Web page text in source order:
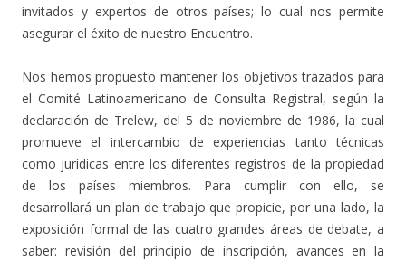
invitados y expertos de otros países; lo cual nos permite
asegurar el éxito de nuestro Encuentro.
Nos hemos propuesto mantener los objetivos trazados para
el Comité Latinoamericano de Consulta Registral, según la
declaración de Trelew, del 5 de noviembre de 1986, la cual
promueve el intercambio de experiencias tanto técnicas
como jurídicas entre los diferentes registros de la propiedad
de los países miembros. Para cumplir con ello, se
desarrollará un plan de trabajo que propicie, por una lado, la
exposición formal de las cuatro grandes áreas de debate, a
saber: revisión del principio de inscripción, avances en la